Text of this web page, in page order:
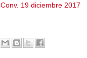
Conv. 19 diciembre 2017